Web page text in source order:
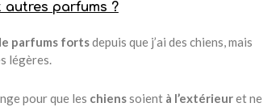
autres parfums ?
parfums fortsdepuis que j’ai des chiens, mais
légères.
pour que les chienssoient à l’extérieuret ne